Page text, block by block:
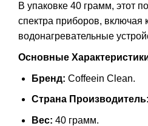
В упаковке 40 грамм, этот
спектра приборов,
водонагревательные
Основные
Бренд: Coffeein Clean.
Страна Производитель:
Вес: 40 грамм.